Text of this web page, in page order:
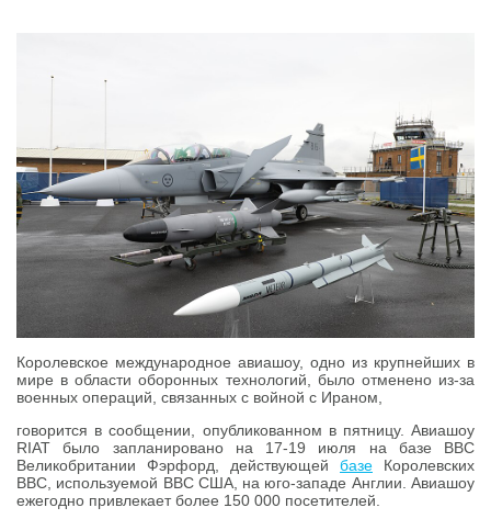
Королевское международное авиашоу, одно из крупнейших в
мире в области оборонных технологий, было отменено из-за
военных операций, связанных с войной с Ираном,
говорится в сообщении, опубликованном в пятницу. Авиашоу
RIAT было запланировано на 17-19 июля на базе ВВС
Великобритании Фэрфорд, действующей базе Королевских
ВВС, используемой ВВС США, на юго-западе Англии. Авиашоу
ежегодно привлекает более 150 000 посетителей.